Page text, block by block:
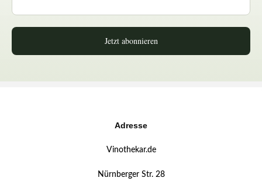
Jetzt abonnieren
Adresse
Vinothekar.de
Nürnberger Str. 28